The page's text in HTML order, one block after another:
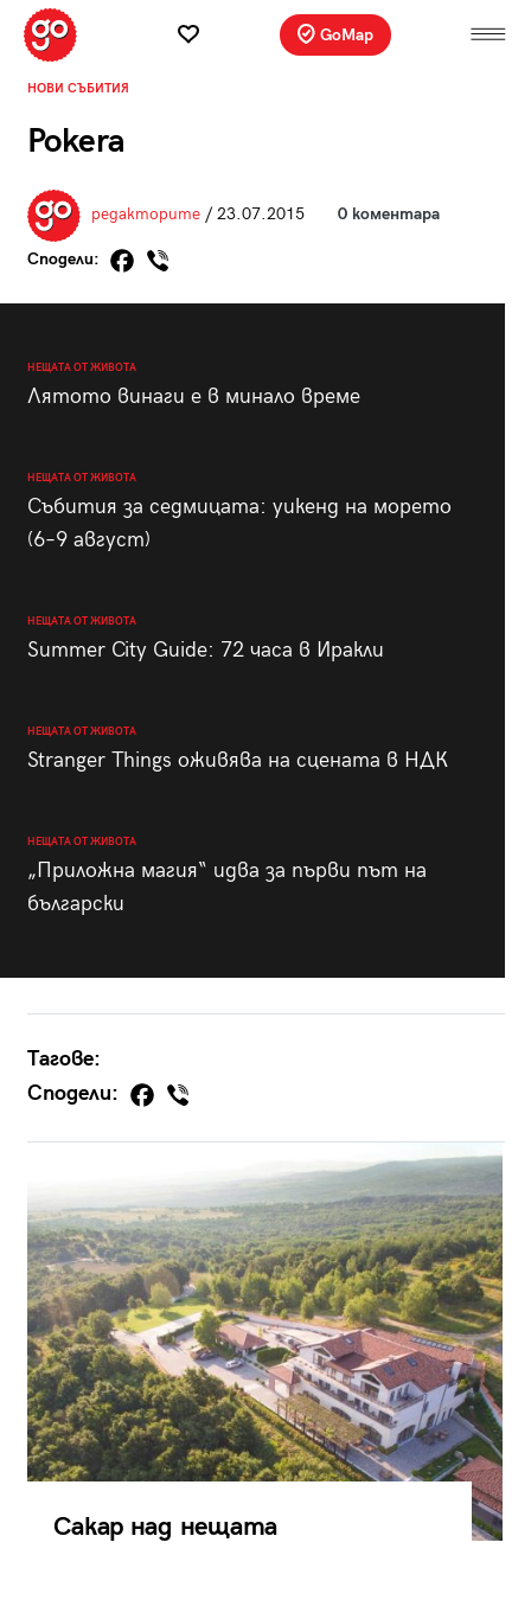
GoMap
НОВИ СЪБИТИЯ
Pokera
редакторите/ 23.07.2015 0 коментара
Сподели:
НЕЩАТА ОТ ЖИВОТА
Лятото винаги е в минало време
НЕЩАТА ОТ ЖИВОТА
Събития за седмицата: уикенд на морето
(6–9 август)
НЕЩАТА ОТ ЖИВОТА
Summer City Guide: 72 часа в Иракли
НЕЩАТА ОТ ЖИВОТА
Stranger Things оживява на сцената в НДК
НЕЩАТА ОТ ЖИВОТА
„Приложна магия“ идва за първи път на
български
Тагове:
Сподели:
Сакар над нещата